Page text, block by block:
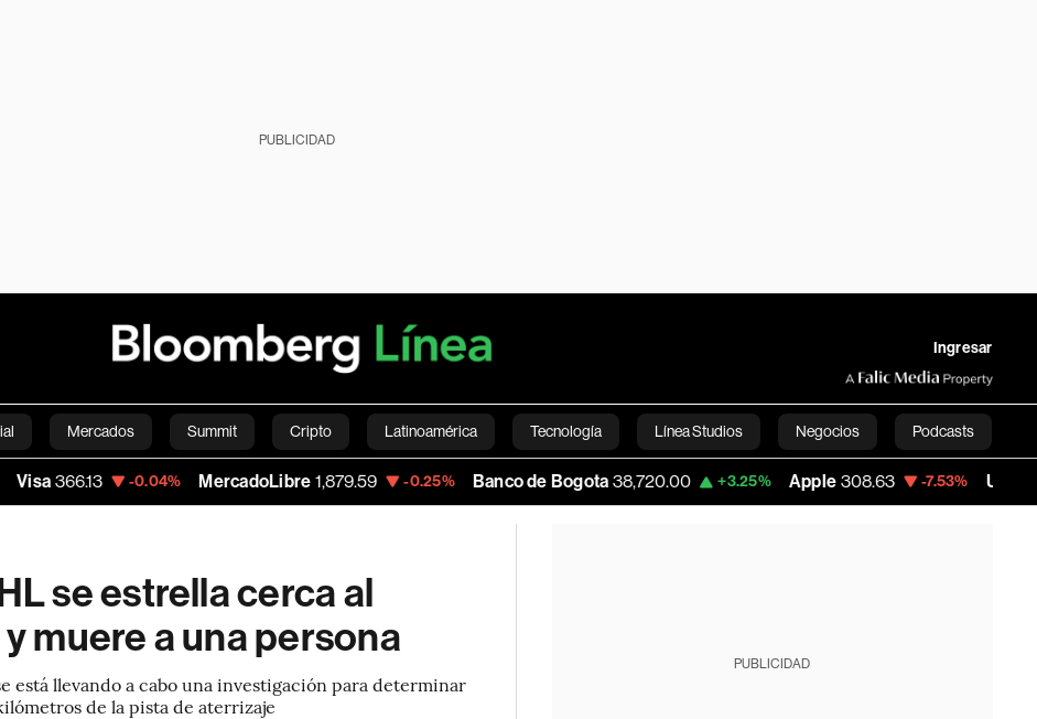
PUBLICIDAD
Ingresar
Mercados Summit Cripto Latinoamérica Tecnología Línea Studios Negocios Podcasts
Green Economía Estilo de vida Mundo Videos English
-0.04% MercadoLibre 1,879.59 -0.25% Banco de Bogota 38,720.00 +3.25% Apple 308.63 -7.53% USD COP 3,152.58
se estrella cerca al
muere a una persona
está llevando a cabo una investigación para determinar
de la pista de aterrizaje
PUBLICIDAD